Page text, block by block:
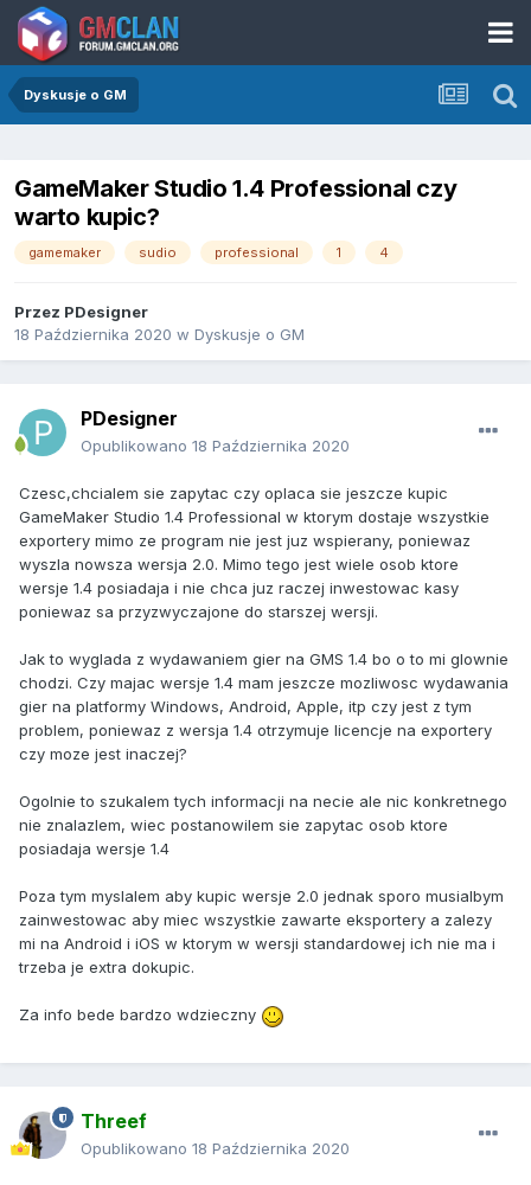
Dyskusje o GM
GameMaker Studio 1.4 Professional czy
warto kupic?
gamemaker sudio professional 1 4
Przez PDesigner
18 Października 2020 w Dyskusje o GM
PDesigner
Opublikowano 18 Października 2020
Czesc,chcialem sie zapytac czy oplaca sie jeszcze kupic
GameMaker Studio 1.4 Professional w ktorym dostaje wszystkie
exportery mimo ze program nie jest juz wspierany, poniewaz
wyszla nowsza wersja 2.0. Mimo tego jest wiele osob ktore
wersje 1.4 posiadaja i nie chca juz raczej inwestowac kasy
poniewaz sa przyzwyczajone do starszej wersji.
Jak to wyglada z wydawaniem gier na GMS 1.4 bo o to mi glownie
chodzi. Czy majac wersje 1.4 mam jeszcze mozliwosc wydawania
gier na platformy Windows, Android, Apple, itp czy jest z tym
problem, poniewaz z wersja 1.4 otrzymuje licencje na exportery
czy moze jest inaczej?
Ogolnie to szukalem tych informacji na necie ale nic konkretnego
nie znalazlem, wiec postanowilem sie zapytac osob ktore
posiadaja wersje 1.4
Poza tym myslalem aby kupic wersje 2.0 jednak sporo musialbym
zainwestowac aby miec wszystkie zawarte eksportery a zalezy
mi na Android i iOS w ktorym w wersji standardowej ich nie ma i
trzeba je extra dokupic.
Za info bede bardzo wdzieczny
Threef
Opublikowano 18 Października 2020